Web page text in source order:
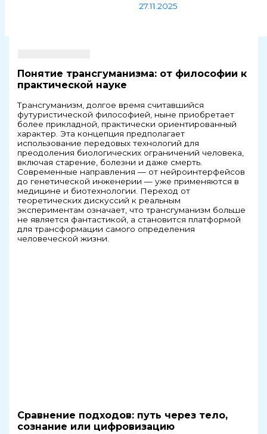
27.11.2025
Понятие трансгуманизма: от философии к
практической науке
Трансгуманизм, долгое время считавшийся
футуристической философией, ныне приобретает
более прикладной, практически ориентированный
характер. Эта концепция предполагает
использование передовых технологий для
преодоления биологических ограничений человека,
включая старение, болезни и даже смерть.
Современные направления — от нейроинтерфейсов
до генетической инженерии — уже применяются в
медицине и биотехнологии. Переход от
теоретических дискуссий к реальным
экспериментам означает, что трансгуманизм больше
не является фантастикой, а становится платформой
для трансформации самого определения
человеческой жизни.
Сравнение подходов: путь через тело,
сознание или цифровизацию